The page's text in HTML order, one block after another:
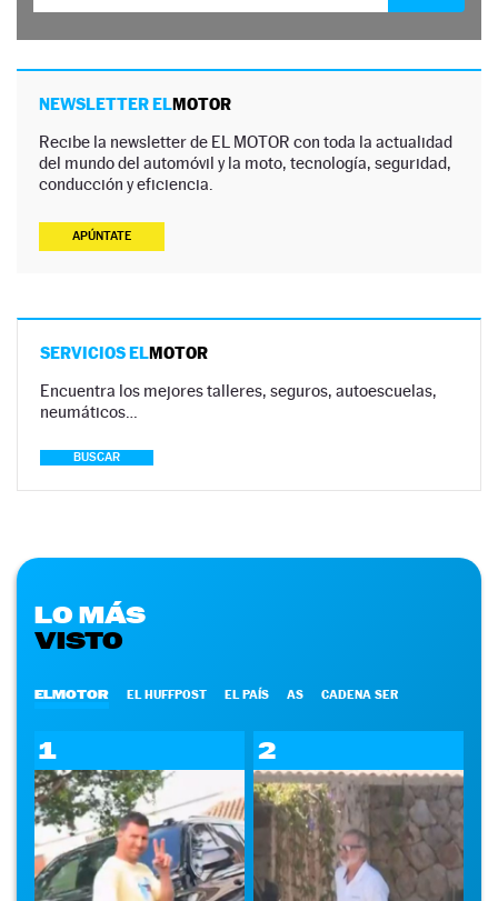
NEWSLETTER ELMOTOR
Recibe la newsletter de EL MOTOR con toda la actualidad
del mundo del automóvil y la moto, tecnología, seguridad,
conducción y eficiencia.
APÚNTATE
SERVICIOS ELMOTOR
Encuentra los mejores talleres, seguros, autoescuelas,
neumáticos…
BUSCAR
LO MÁS
VISTO
ELMOTOR EL HUFFPOST EL PAÍS AS CADENA SER
1 2